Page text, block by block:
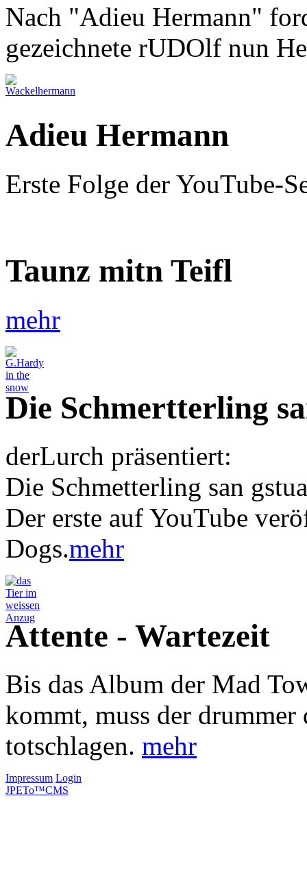
Nach "Adieu Hermann"
gezeichnete rUDOlf nun
Adieu Hermann
Erste Folge der YouTube-
Taunz mitn Teifl
mehr
Die Schmertterling
derLurch präsentiert:
Die Schmetterling san
Der erste auf YouTube
Dogs.mehr
Attente - Wartezeit
Bis das Album der Mad
kommt, muss der
totschlagen. mehr
Impressum Login
JPETo™CMS